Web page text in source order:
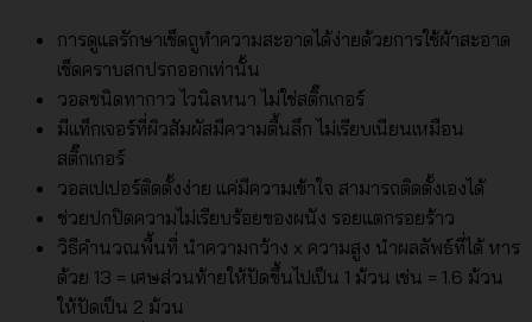
gold
No.10233-
3
ชิ้น
การดูแลรักษาเช็ดถูทำความสะอาดได้ง่ายด้วยการใช้ผ้าสะอาด
เช็ดคราบสกปรกออกเท่านั้น
วอลชนิดทากาว ไวนิลหนา ไม่ใช่สติ๊กเกอร์
มีแท็กเจอร์ที่ผิวสัมผัสมีความตื้นลึก ไม่เรียบเนียนเหมือน
สติ๊กเกอร์
วอลเปเปอร์ติดตั้งง่าย แค่มีความเข้าใจ สามารถติดตั้งเองได้
ช่วยปกปิดความไม่เรียบร้อยของผนัง รอยแตกรอยร้าว
วิธีคำนวณพื้นที่ นำความกว้าง x ความสูง นำผลลัพธ์ที่ได้ หาร
ด้วย 13 = เศษส่วนท้ายให้ปัดขึ้นไปเป็น 1 ม้วน เช่น = 1.6 ม้วน
ให้ปัดเป็น 2 ม้วน